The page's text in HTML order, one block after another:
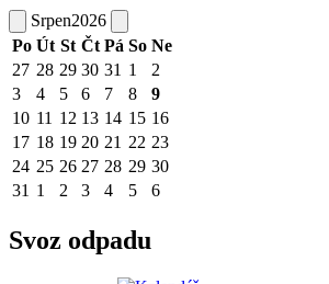
Srpen2026
Po Út St Čt Pá So Ne
27 28 29 30 31 1
2
3
4 5 6 7 8
9
10 11 12 13 14 15 16
17 18 19 20 21 22 23
24 25 26 27 28 29 30
31 1 2 3 4 5 6
Svoz odpadu